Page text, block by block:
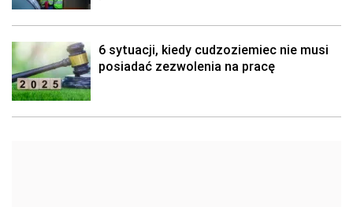
6 sytuacji, kiedy cudzoziemiec nie musi
posiadać zezwolenia na pracę